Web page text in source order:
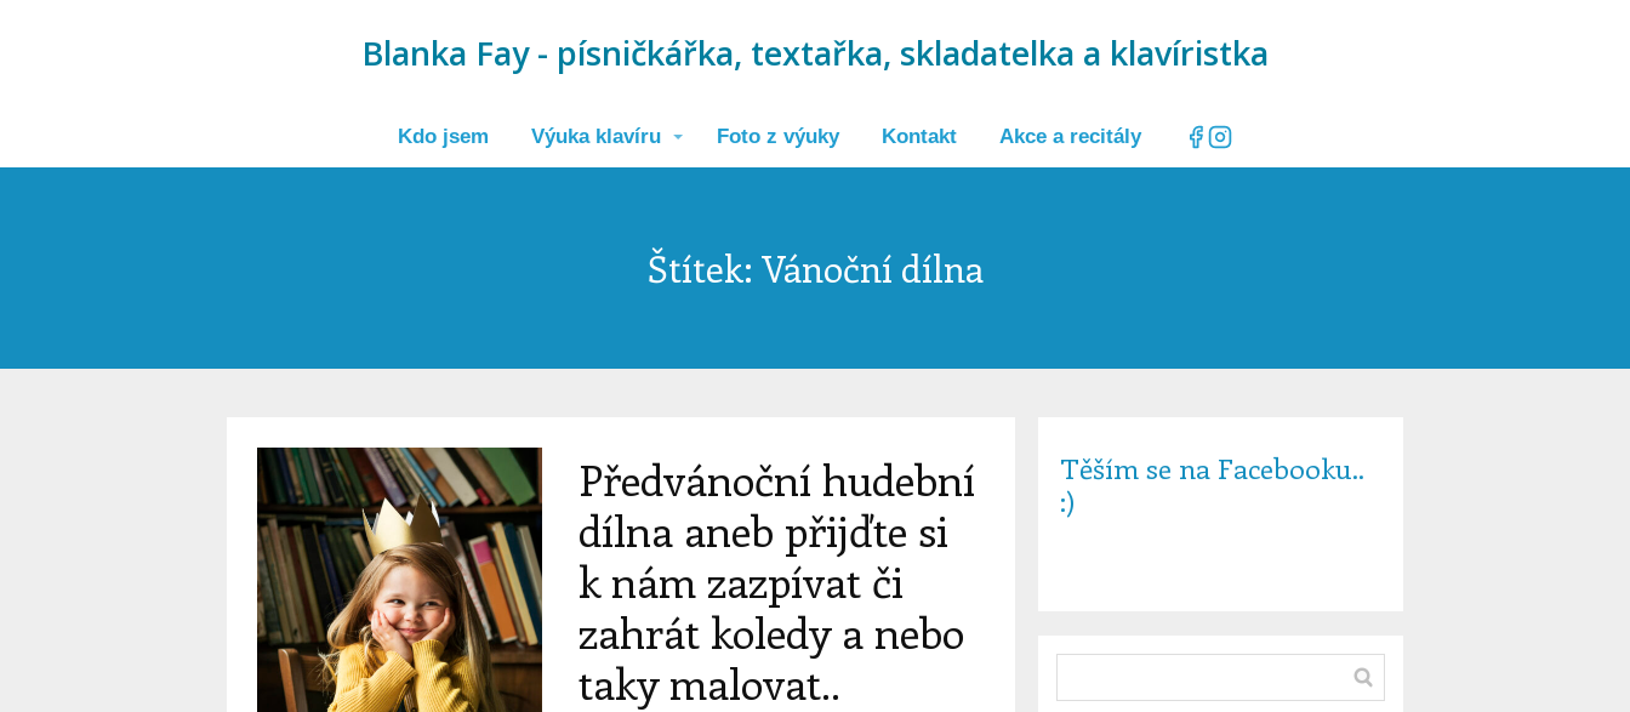
Blanka Fay - písničkářka, textařka, skladatelka a klavíristka
Kdo jsem Výuka klavíru Foto z výuky Kontakt Akce a recitály
Štítek: Vánoční dílna
Předvánoční hudební
dílna aneb přijďte si
k nám zazpívat či
zahrát koledy a nebo
taky malovat..
Těším se na Facebooku..
:)